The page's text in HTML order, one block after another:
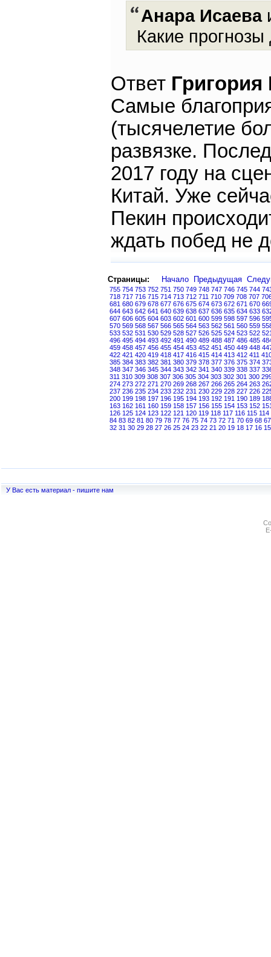
Анара Исаева
Какие
Ответ
Самые
(тысячелетие
развязке.
2017 году на
Китай. Уже
Пекин
ждать побед не
Страницы: Начало Предыдущая
755 754 753 752 751 750 749 748 747 746 745 744
718 717 716 715 714 713 712 711 710 709 708 707
681 680 679 678 677 676 675 674 673 672 671 670
644 643 642 641 640 639 638 637 636 635 634 633
607 606 605 604 603 602 601 600 599 598 597 596
570 569 568 567 566 565 564 563 562 561 560 559
533 532 531 530 529 528 527 526 525 524 523 522
496 495 494 493 492 491 490 489 488 487 486 485
459 458 457 456 455 454 453 452 451 450 449 448
422 421 420 419 418 417 416 415 414 413 412 411
385 384 383 382 381 380 379 378 377 376 375 374
348 347 346 345 344 343 342 341 340 339 338 337
311 310 309 308 307 306 305 304 303 302 301 300
274 273 272 271 270 269 268 267 266 265 264 263
237 236 235 234 233 232 231 230 229 228 227 226
200 199 198 197 196 195 194 193 192 191 190 189
163 162 161 160 159 158 157 156 155 154 153 152
126 125 124 123 122 121 120 119 118 117 116 115 114
84 83 82 81 80 79 78 77 76 75 74 73 72 71 70 69 68 67
32 31 30 29 28 27 26 25 24 23 22 21 20 19 18 17 16 15
У Вас есть материал - пишите нам